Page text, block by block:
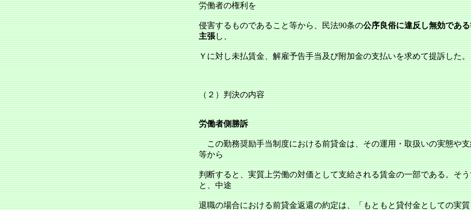
労働者の権利を
侵害するものであること等から、民法90条の公序良俗に違反し無効であ
主張し、
Ｙに対し未払賃金、解雇予告手当及び附加金の支払いを求めて提訴した。
（２）判決の内容
労働者側勝訴
この勤務奨励手当制度における前貸金は、その運用・取扱いの実態や
等から
判断すると、実質上労働の対価として支給される賃金の一部である。そ
と、中途
退職の場合における前貸金返還の約定は、「もともと貸付金としての実